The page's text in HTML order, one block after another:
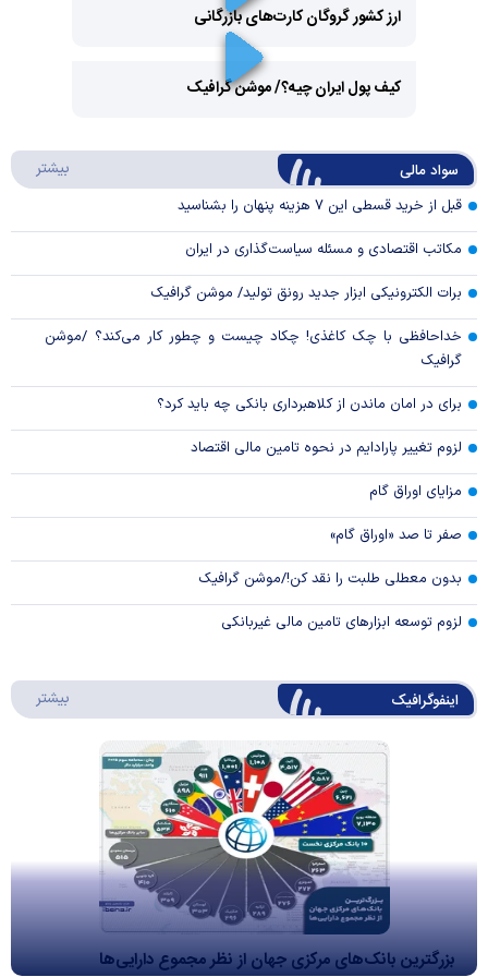
ارز کشور گروگان کارت‌های بازرگانی
Video
کیف پول ایران چیه؟/ موشن گرافیک
سواد مالی بیشتر
قبل از خرید قسطی این ۷ هزینه پنهان را بشناسید
مکاتب اقتصادی و مسئله سیاست‌گذاری در ایران
برات الکترونیکی ابزار جدید رونق تولید/ موشن گرافیک
خداحافظی با چک کاغذی! چکاد چیست و چطور کار می‌کند؟ /موشن
گرافیک
برای در امان ماندن از کلاهبرداری بانکی چه باید کرد؟
لزوم تغییر پارادایم در نحوه تامین مالی اقتصاد
مزایای اوراق گام
صفر تا صد «اوراق گام»
بدون معطلی طلبت را نقد کن!/موشن گرافیک
لزوم توسعه ابزارهای تامین مالی غیربانکی
اینفوگرافیک بیشتر
بزرگترین بانک‌های مرکزی جهان از نظر مجموع دارایی‌ها